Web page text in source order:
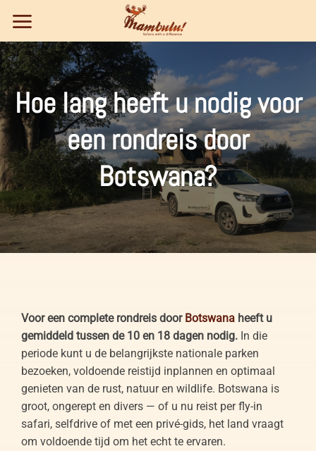
naar
inhoud
Hoe lang heeft u nodig voor
een rondreis door
Botswana?
Voor een complete rondreis door Botswana heeft u
gemiddeld tussen de 10 en 18 dagen nodig. In die
periode kunt u de belangrijkste nationale parken
bezoeken, voldoende reistijd inplannen en optimaal
genieten van de rust, natuur en wildlife. Botswana is
groot, ongerept en divers — of u nu reist per fly-in
safari, selfdrive of met een privé-gids, het land vraagt
om voldoende tijd om het echt te ervaren.